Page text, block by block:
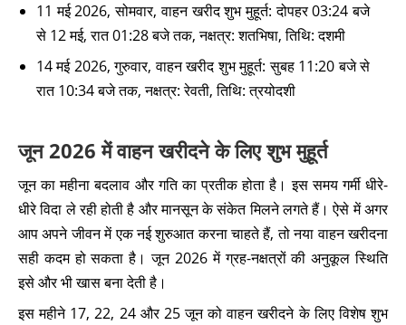
11 मई 2026, सोमवार, वाहन खरीद शुभ मुहूर्त: दोपहर 03:24 बजे
से 12 मई, रात 01:28 बजे तक, नक्षत्र: शतभिषा, तिथि: दशमी
14 मई 2026, गुरुवार, वाहन खरीद शुभ मुहूर्त: सुबह 11:20 बजे से
रात 10:34 बजे तक, नक्षत्र: रेवती, तिथि: त्रयोदशी
जून 2026 में वाहन खरीदने के लिए शुभ मुहूर्त
जून का महीना बदलाव और गति का प्रतीक होता है। इस समय गर्मी धीरे-
धीरे विदा ले रही होती है और मानसून के संकेत मिलने लगते हैं। ऐसे में अगर
आप अपने जीवन में एक नई शुरुआत करना चाहते हैं, तो नया वाहन खरीदना
सही कदम हो सकता है। जून 2026 में ग्रह-नक्षत्रों की अनुकूल स्थिति
इसे और भी खास बना देती है।
इस महीने 17, 22, 24 और 25 जून को वाहन खरीदने के लिए विशेष शुभ